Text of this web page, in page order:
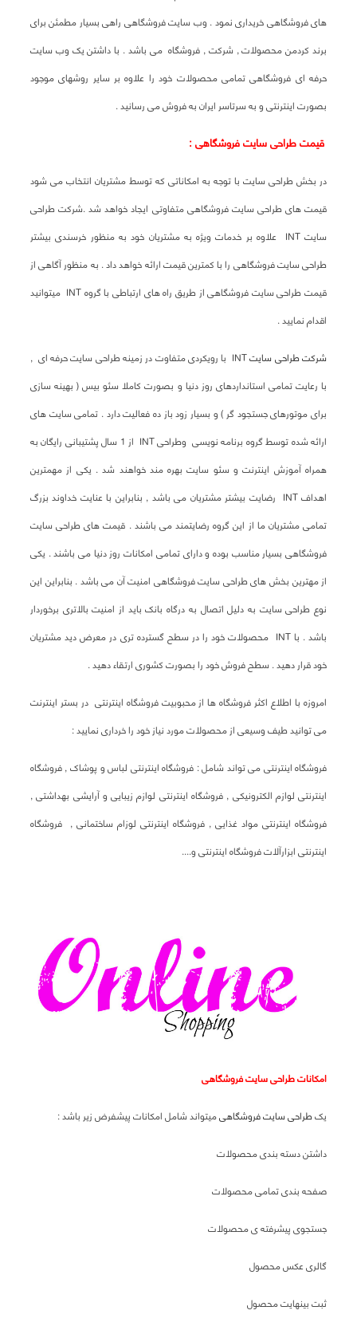
های فروشگاهی خریداری نمود . وب سایت فروشگاهی راهی بسیار مطمئن برای
برند کردمن محصولات , شرکت , فروشگاه می باشد . با داشتن یک وب سایت
حرفه ای فروشگاهی تمامی محصولات خود را علاوه بر سایر روشهای موجود
بصورت اینترنتی و به سرتاسر ایران به فروش می رسانید .
قیمت طراحی سایت فروشگاهی :
در بخش طراحی سایت با توجه به امکاناتی که توسط مشتریان انتخاب می شود
قیمت های طراحی سایت فروشگاهی متفاوتی ایجاد خواهد شد .شرکت طراحی
سایت INT علاوه بر خدمات ویژه به مشتریان خود به منظور خرسندی بیشتر
طراحی سایت فروشگاهی را با کمترین قیمت ارائه خواهد داد . به منظور آگاهی از
قیمت طراحی سایت فروشگاهی از طریق راه های ارتباطی با گروه INT میتوانید
اقدام نمایید .
شرکت طراحی سایت
INT با رویکردی متفاوت در زمینه طراحی سایت حرفه ای ,
با رعایت تمامی استانداردهای روز دنیا و بصورت کاملا سئو بیس ( بهینه سازی
برای موتورهای جستجود گر ) و بسیار زود باز ده فعالیت دارد . تمامی سایت های
ارائه شده توسط گروه برنامه نویسی وطراحی INT از 1 سال پشتیبانی رایگان به
همراه آموزش اینترنت و سئو سایت بهره مند خواهند شد . یکی از مهمترین
اهداف INT رضایت بیشتر مشتریان می باشد , بنابراین با عنایت خداوند بزرگ
تمامی مشتریان ما از این گروه رضایتمند می باشند . قیمت های طراحی سایت
فروشگاهی بسیار مناسب بوده و دارای تمامی امکانات روز دنیا می باشند . یکی
از مهترین بخش های طراحی سایت فروشگاهی امنیت آن می باشد . بنابراین این
نوع طراحی سایت به دلیل اتصال به درگاه بانک باید از امنیت بالاتری برخوردار
باشد . با INT محصولات خود را در سطح گسترده تری در معرض دید مشتریان
خود قرار دهید . سطح فروش خود را بصورت کشوری ارتقاء دهید .
امروزه با اطلاع اکثر فروشگاه ها از محبوبیت فروشگاه اینترنتی در بستر اینترنت
می توانید طیف وسیعی از محصولات مورد نیاز خود را خرداری نمایید :
فروشگاه اینترنتی می تواند شامل : فروشگاه اینترنتی لباس و پوشاک , فروشگاه
اینترنتی لوازم الکترونیکی , فروشگاه اینترنتی لوازم زیبایی و آرایشی بهداشتی ,
فروشگاه اینترنتی مواد غذایی , فروشگاه اینترنتی لوزام ساختمانی , فروشگاه
اینترنتی ابزارآلات فروشگاه اینترنتی و....
امکانات طراحی سایت فروشگاهی
یکطراحی سایت فروشگاهیمیتواند شامل امکانات پیشفرض زیر باشد :
داشتن دسته بندی محصولات
صفحه بندی تمامی محصولات
جستجوی پیشرفته ی محصولات
گالری عکس محصول
ثبت بینهایت محصول